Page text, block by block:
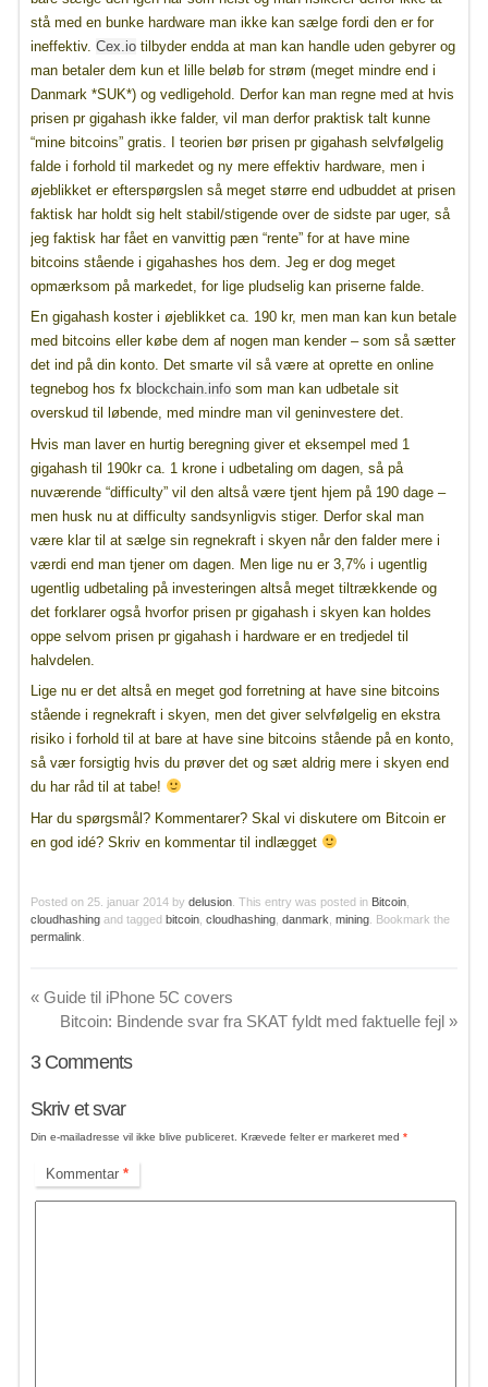
stå med en bunke hardware man ikke kan sælge fordi den er for
ineffektiv. Cex.iotilbyder endda at man kan handle uden gebyrer og
man betaler dem kun et lille beløb for strøm (meget mindre end i
Danmark *SUK*) og vedligehold. Derfor kan man regne med at hvis
prisen pr gigahash ikke falder, vil man derfor praktisk talt kunne
“mine bitcoins” gratis. I teorien bør prisen pr gigahash selvfølgelig
falde i forhold til markedet og ny mere effektiv hardware, men i
øjeblikket er efterspørgslen så meget større end udbuddet at prisen
faktisk har holdt sig helt stabil/stigende over de sidste par uger, så
jeg faktisk har fået en vanvittig pæn “rente” for at have mine
bitcoins stående i gigahashes hos dem. Jeg er dog meget
opmærksom på markedet, for lige pludselig kan priserne falde.
En gigahash koster i øjeblikket ca. 190 kr, men man kan kun betale
med bitcoins eller købe dem af nogen man kender – som så sætter
det ind på din konto. Det smarte vil så være at oprette en online
tegnebog hos fx blockchain.infosom man kan udbetale sit
overskud til løbende, med mindre man vil geninvestere det.
Hvis man laver en hurtig beregning giver et eksempel med 1
gigahash til 190kr ca. 1 krone i udbetaling om dagen, så på
nuværende “difficulty” vil den altså være tjent hjem på 190 dage –
men husk nu at difficulty sandsynligvis stiger. Derfor skal man
være klar til at sælge sin regnekraft i skyen når den falder mere i
værdi end man tjener om dagen. Men lige nu er 3,7% i ugentlig
ugentlig udbetaling på investeringen altså meget tiltrækkende og
det forklarer også hvorfor prisen pr gigahash i skyen kan holdes
oppe selvom prisen pr gigahash i hardware er en tredjedel til
halvdelen.
Lige nu er det altså en meget god forretning at have sine bitcoins
stående i regnekraft i skyen, men det giver selvfølgelig en ekstra
risiko i forhold til at bare at have sine bitcoins stående på en konto,
så vær forsigtig hvis du prøver det og sæt aldrig mere i skyen end
du har råd til at tabe!
Har du spørgsmål? Kommentarer? Skal vi diskutere om Bitcoin er
en god idé? Skriv en kommentar til indlægget
Posted on 25. januar 2014 by delusion. This entry was posted in Bitcoin,
cloudhashingand tagged bitcoin, cloudhashing, danmark mining. Bookmark the
permalink
«Guide til iPhone 5C covers
Bitcoin: Bindende svar fra SKAT fyldt med faktuelle fejl»
3Comments
Skriv et svar
Din e-mailadresse vil ikke blive publiceret. Krævede felter er markeret med *
Kommentar *